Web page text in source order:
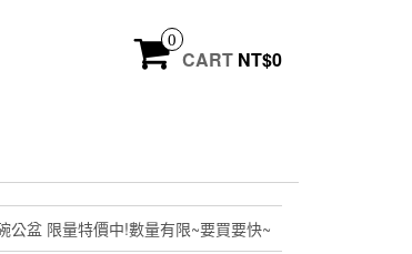
0
CART NT$0
公盆 限量特價中!數量有限~要買要快~